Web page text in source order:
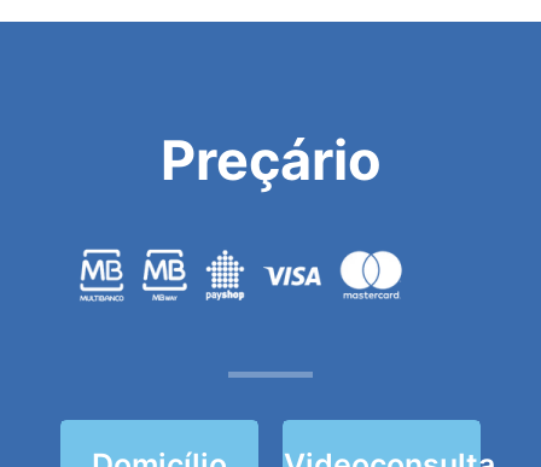
Preçário